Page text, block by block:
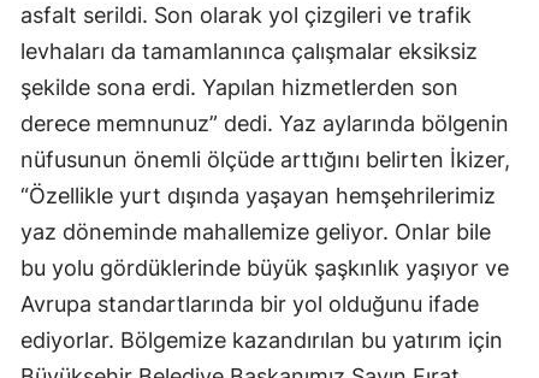
asfalt serildi. Son olarak yol çizgileri ve trafik
levhaları da tamamlanınca çalışmalar eksiksiz
şekilde sona erdi. Yapılan hizmetlerden son
derece memnunuz” dedi. Yaz aylarında bölgenin
nüfusunun önemli ölçüde arttığını belirten İkizer,
“Özellikle yurt dışında yaşayan hemşehrilerimiz
yaz döneminde mahallemize geliyor. Onlar bile
bu yolu gördüklerinde büyük şaşkınlık yaşıyor ve
Avrupa standartlarında bir yol olduğunu ifade
ediyorlar. Bölgemize kazandırılan bu yatırım için